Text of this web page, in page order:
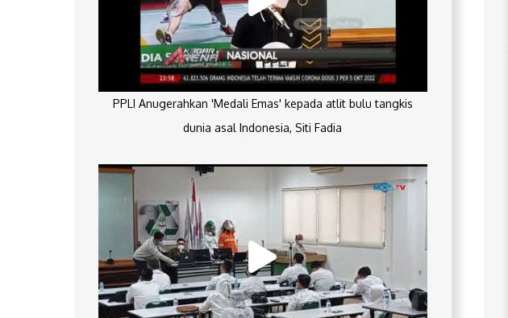
PPLI Anugerahkan 'Medali Emas' kepada atlit bulu tangkis
dunia asal Indonesia, Siti Fadia